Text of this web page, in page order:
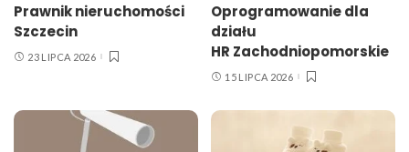
Prawnik nieruchomości
Szczecin
23 LIPCA 2026
Oprogramowanie dla
działu
HR Zachodniopomorskie
15 LIPCA 2026